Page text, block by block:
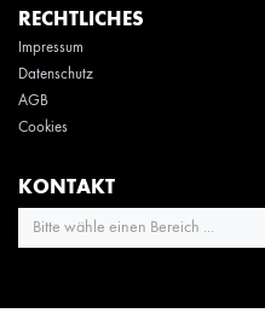
RECHTLICHES
Impressum
Datenschutz
AGB
Cookies
KONTAKT
Bitte wähle einen Bereich ...